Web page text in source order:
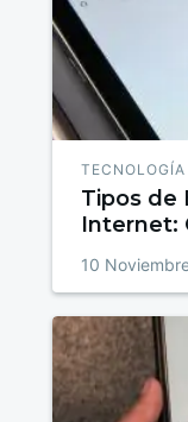
TECNOLOGÍA
Tipos de
Internet:
web
10